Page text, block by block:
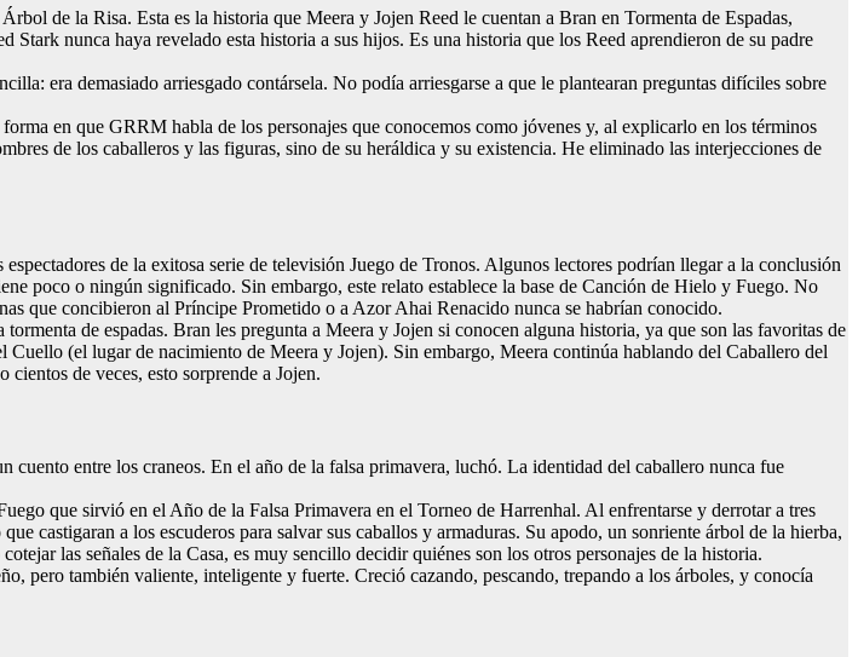
de la Risa. Esta es la historia que Meera y Jojen Reed le cuentan a Bran en Tormenta de Espadas,
nunca haya revelado esta historia a sus hijos. Es una historia que los Reed aprendieron de su padre
era demasiado arriesgado contársela. No podía arriesgarse a que le plantearan preguntas difíciles sobre
en que GRRM habla de los personajes que conocemos como jóvenes y, al explicarlo en los términos
de los caballeros y las figuras, sino de su heráldica y su existencia. He eliminado las interjecciones de
de la exitosa serie de televisión Juego de Tronos. Algunos lectores podrían llegar a la conclusión
poco o ningún significado. Sin embargo, este relato establece la base de Canción de Hielo y Fuego. No
que concibieron al Príncipe Prometido o a Azor Ahai Renacido nunca se habrían conocido.
de espadas. Bran les pregunta a Meera y Jojen si conocen alguna historia, ya que son las favoritas de
(el lugar de nacimiento de Meera y Jojen). Sin embargo, Meera continúa hablando del Caballero del
de veces, esto sorprende a Jojen.
entre los craneos. En el año de la falsa primavera, luchó. La identidad del caballero nunca fue
que sirvió en el Año de la Falsa Primavera en el Torneo de Harrenhal. Al enfrentarse y derrotar a tres
castigaran a los escuderos para salvar sus caballos y armaduras. Su apodo, un sonriente árbol de la hierba,
las señales de la Casa, es muy sencillo decidir quiénes son los otros personajes de la historia.
pero también valiente, inteligente y fuerte. Creció cazando, pescando, trepando a los árboles, y conocía